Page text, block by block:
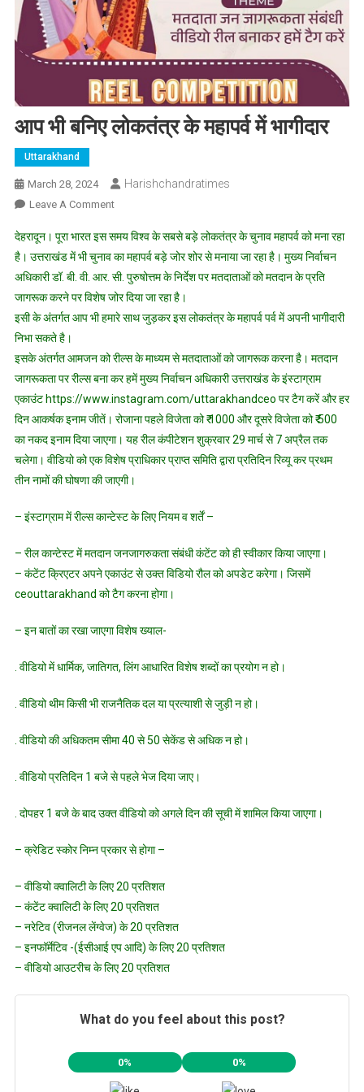
आप भी बनिए लोकतंत्र के महापर्व में भागीदार
Uttarakhand
March 28, 2024 Harishchandratimes
Leave A CommentOn
भी
बनिए
लोकतंत्र
के
महापर्व
भागीदार
देहरादून। पूरा भारत इस समय विश्व के सबसे बड़े लोकतंत्र के चुनाव महापर्व को मना रहा
है। उत्तराखंड में भी चुनाव का महापर्व बड़े जोर शोर से मनाया जा रहा है। मुख्य निर्वाचन
अधिकारी डॉ. बी. वी. आर. सी. पुरुषोत्तम के निर्देश पर मतदाताओं को मतदान के प्रति
जागरूक करने पर विशेष जोर दिया जा रहा है।
इसी के अंतर्गत आप भी हमारे साथ जुड़कर इस लोकतंत्र के महापर्व पर्व में अपनी भागीदारी
निभा सकते है।
इसके अंतर्गत आमजन को रील्स के माध्यम से मतदाताओं को जागरूक करना है। मतदान
जागरूकता पर रील्स बना कर हमें मुख्य निर्वाचन अधिकारी उत्तराखंड के इंस्टाग्राम
एकाउंट https://www.instagram.com/uttarakhandceo पर टैग करें और हर
दिन आकर्षक इनाम जीतें। रोजाना पहले विजेता को ₹ 1000 और दूसरे विजेता को ₹ 500
का नकद इनाम दिया जाएगा। यह रील कंपीटेशन शुक्रवार 29 मार्च से 7 अप्रैल तक
चलेगा। वीडियो को एक विशेष प्राधिकार प्राप्त समिति द्वारा प्रतिदिन रिव्यू कर प्रथम
तीन नामों की घोषणा की जाएगी।
– इंस्टाग्राम में रील्स कान्टेस्ट के लिए नियम व शर्तें –
– रील कान्टेस्ट में मतदान जनजागरुकता संबंधी कंटेंट को ही स्वीकार किया जाएगा।
– कंटेंट क्रिएटर अपने एकाउंट से उक्त विडियो रौल को अपडेट करेगा। जिसमें
ceouttarakhand को टैग करना होगा।
– इन बातों का रखा जाएगा विशेष ख्याल-
. वीडियो में धार्मिक, जातिगत, लिंग आधारित विशेष शब्दों का प्रयोग न हो।
. वीडियो थीम किसी भी राजनैतिक दल या प्रत्याशी से जुड़ी न हो।
. वीडियो की अधिकतम सीमा 40 से 50 सेकेंड से अधिक न हो।
. वीडियो प्रतिदिन 1 बजे से पहले भेज दिया जाए।
. दोपहर 1 बजे के बाद उक्त वीडियो को अगले दिन की सूची में शामिल किया जाएगा।
– क्रेडिट स्कोर निम्न प्रकार से होगा –
– वीडियो क्वालिटी के लिए 20 प्रतिशत
– कंटेंट क्वालिटी के लिए 20 प्रतिशत
– नरेटिव (रीजनल लेंग्वेज) के 20 प्रतिशत
– इनफॉर्मेटिव -(ईसीआई एप आदि) के लिए 20 प्रतिशत
– वीडियो आउटरीच के लिए 20 प्रतिशत
What do you feel about this post?
0% 0%